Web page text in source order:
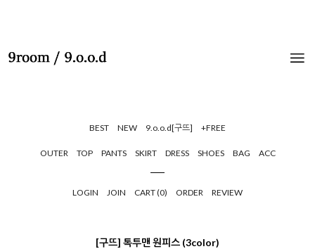
BEST NEW 9.o.o.d[구뜨] +FREE
OUTER TOP PANTS SKIRT DRESS SHOES BAG ACC
LOGIN JOIN CART (0) ORDER REVIEW
[구뜨] 톡투맨 원피스 (3color)